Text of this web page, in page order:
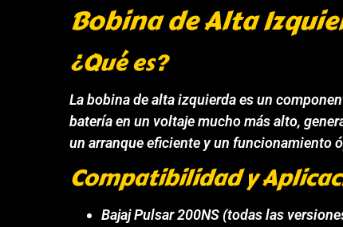
Bobina de Alta
¿Qué es?
La bobina de alta izquierda es un
batería en un voltaje mucho más alto,
un arranque eficiente y un funcionamiento
Compatibilidad y
Bajaj Pulsar 200NS (todas las